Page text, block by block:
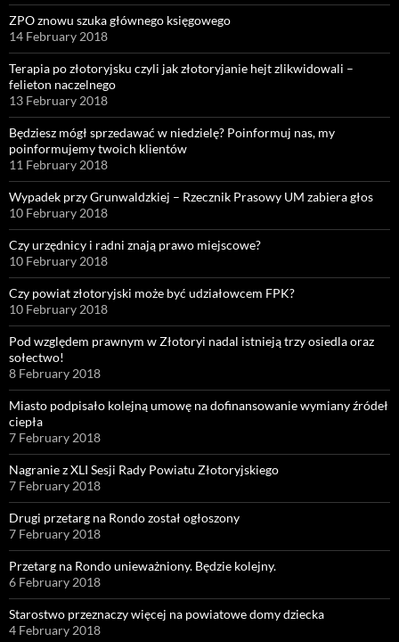
ZPO znowu szuka głównego księgowego
14 February 2018
Terapia po złotoryjsku czyli jak złotoryjanie hejt zlikwidowali –
felieton naczelnego
13 February 2018
Będziesz mógł sprzedawać w niedzielę? Poinformuj nas, my
poinformujemy twoich klientów
11 February 2018
Wypadek przy Grunwaldzkiej – Rzecznik Prasowy UM zabiera głos
10 February 2018
Czy urzędnicy i radni znają prawo miejscowe?
10 February 2018
Czy powiat złotoryjski może być udziałowcem FPK?
10 February 2018
Pod względem prawnym w Złotoryi nadal istnieją trzy osiedla oraz
sołectwo!
8 February 2018
Miasto podpisało kolejną umowę na dofinansowanie wymiany źródeł
ciepła
7 February 2018
Nagranie z XLI Sesji Rady Powiatu Złotoryjskiego
7 February 2018
Drugi przetarg na Rondo został ogłoszony
7 February 2018
Przetarg na Rondo unieważniony. Będzie kolejny.
6 February 2018
Starostwo przeznaczy więcej na powiatowe domy dziecka
4 February 2018